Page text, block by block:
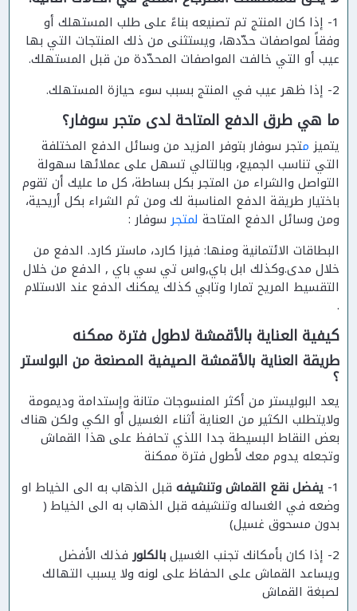
1- إذا كان المنتج تم تصنيعه بناءً على طلب المستهلك أو
وفقاً لمواصفات حدّدها، ويستثنى من ذلك المنتجات التي بها
عيب أو التي خالفت المواصفات المحدّدة من قبل المستهلك.
2- إذا ظهر عيب في المنتج بسبب سوء حيازة المستهلك.
ما هي طرق الدفع المتاحة لدى متجر سوفار؟
يتميز متجر سوفار بتوفر المزيد من وسائل الدفع المختلفة
التي تناسب الجميع، وبالتالي تسهل على عملائها سهولة
التواصل والشراء من المتجر بكل بساطة، كل ما عليك أن تقوم
باختيار طريقة الدفع المناسبة لك ومن ثم الشراء بكل أريحية،
ومن وسائل الدفع المتاحة لمتجر سوفار :
البطاقات الائتمانية ومنها: فيزا كارد، ماستر كارد. الدفع من
خلال مدى.وكذلك ابل باي,واس تي سي باي , الدفع من خلال
التقسيط المريح تمارا وتابي كذلك يمكنك الدفع عند الاستلام
.
كيفية العناية بالأقمشة لاطول فترة ممكنه
طريقة العناية بالأقمشة الصيفية المصنعة من البولستر
؟
يعد البوليستر من أكثر المنسوجات متانة وإستدامة وديمومة
ولايتطلب الكثير من العناية أثناء الغسيل أو الكي ولكن هناك
بعض النقاط البسيطة جدا اللذي تحافظ على هذا القماش
وتجعله يدوم معك لأطول فترة ممكنة
1- يفضل نقع القماش وتنشيفه قبل الذهاب به الى الخياط او
وضعه في الغساله وتنشيفه قبل الذهاب به الى الخياط (
بدون مسحوق غسيل)
2- إذا كان بأمكانك تجنب الغسيل
بالكلور فذلك الأفضل
ويساعد القماش على الحفاظ على لونه ولا يسبب التهالك
لصبغة القماش